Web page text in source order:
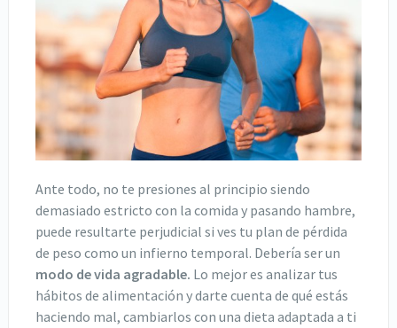
Ante todo, no te presiones al principio siendo
demasiado estricto con la comida y pasando hambre,
puede resultarte perjudicial si ves tu plan de pérdida
de peso como un infierno temporal. Debería ser un
modo de vida agradable. Lo mejor es analizar tus
hábitos de alimentación y darte cuenta de qué estás
haciendo mal, cambiarlos con una dieta adaptada a ti